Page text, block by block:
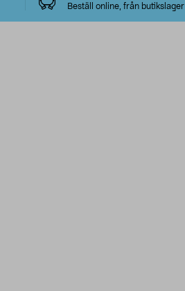
Beställ online, från butikslager